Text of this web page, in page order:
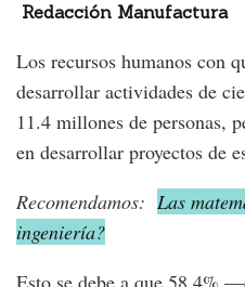
Redacción Manufactura
Los recursos humanos con
desarrollar actividades de
11.4 millones de personas,
en desarrollar proyectos de
Recomendamos: Las
ingeniería?